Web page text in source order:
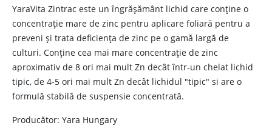
YaraVita Zintrac este un îngrășământ lichid care conține o
concentrație mare de zinc pentru aplicare foliară pentru a
preveni și trata deficiența de zinc pe o gamă largă de
culturi. Conține cea mai mare concentrație de zinc
aproximativ de 8 ori mai mult Zn decât într-un chelat lichid
tipic, de 4-5 ori mai mult Zn decât lichidul "tipic" si are o
formulă stabilă de suspensie concentrată.
Producător: Yara Hungary